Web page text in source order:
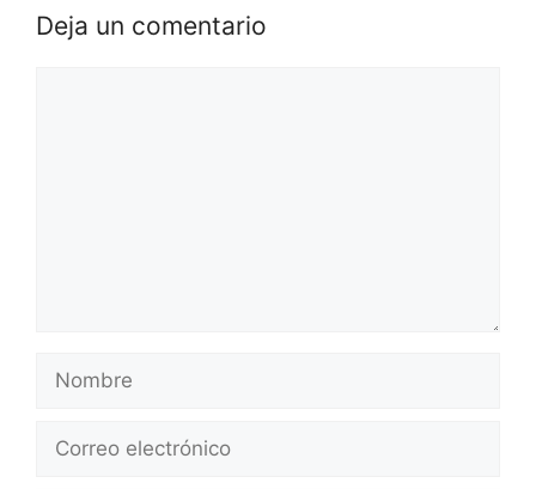
Deja un comentario
Nombre
Correo